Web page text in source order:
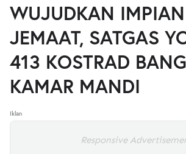
WUJUDKAN IMPIAN
JEMAAT, SATGAS
413 KOSTRAD
KAMAR MANDI
Iklan
Responsive